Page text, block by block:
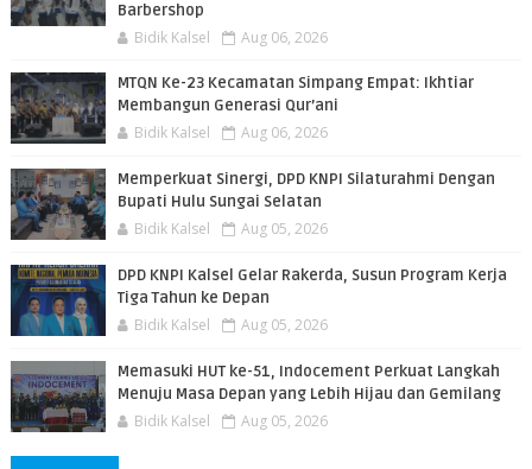
Barbershop
Bidik Kalsel Aug 06, 2026
MTQN Ke-23 Kecamatan Simpang Empat: Ikhtiar
Membangun Generasi Qur’ani
Bidik Kalsel Aug 06, 2026
Memperkuat Sinergi, DPD KNPI Silaturahmi Dengan
Bupati Hulu Sungai Selatan
Bidik Kalsel Aug 05, 2026
DPD KNPI Kalsel Gelar Rakerda, Susun Program Kerja
Tiga Tahun ke Depan
Bidik Kalsel Aug 05, 2026
Memasuki HUT ke-51, Indocement Perkuat Langkah
Menuju Masa Depan yang Lebih Hijau dan Gemilang
Bidik Kalsel Aug 05, 2026